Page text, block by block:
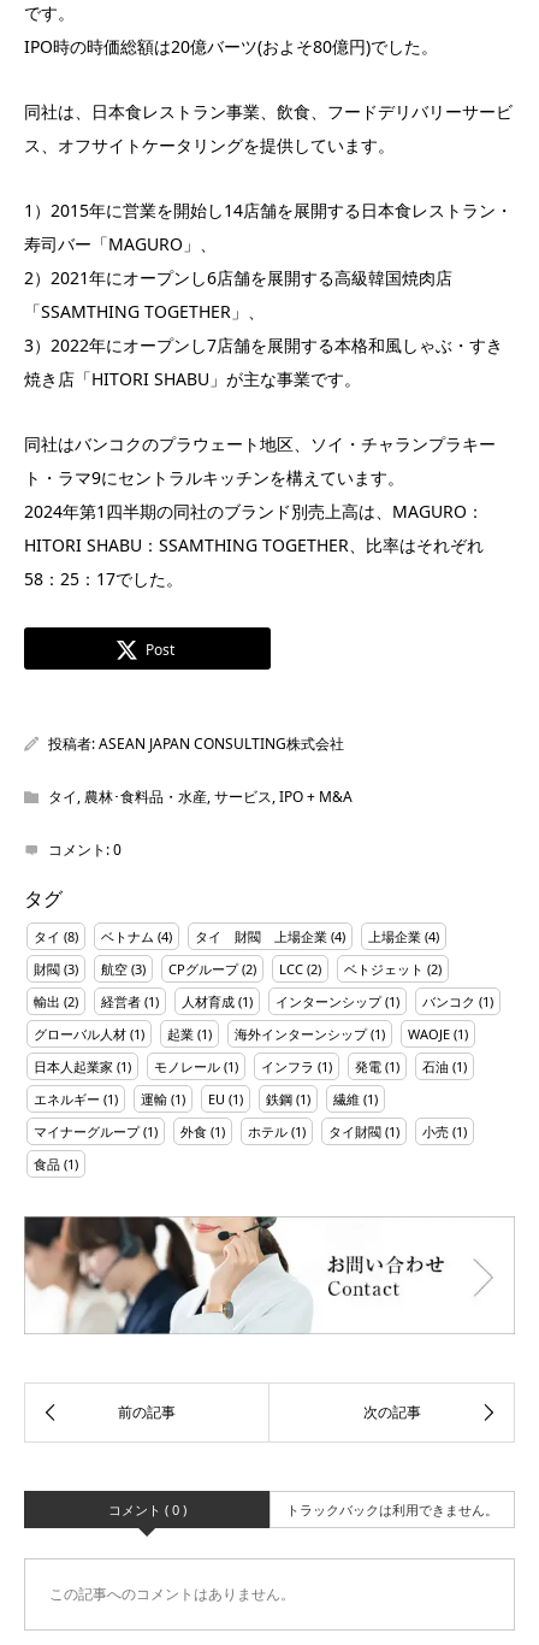
です。
IPO時の時価総額は20億バーツ(およそ80億円)でした。
同社は、日本食レストラン事業、飲食、フードデリバリーサービ
ス、オフサイトケータリングを提供しています。
1）2015年に営業を開始し14店舗を展開する日本食レストラン・
寿司バー「MAGURO」、
2）2021年にオープンし6店舗を展開する高級韓国焼肉店
「SSAMTHING TOGETHER」、
3）2022年にオープンし7店舗を展開する本格和風しゃぶ・すき
焼き店「HITORI SHABU」が主な事業です。
同社はバンコクのプラウェート地区、ソイ・チャランプラキー
ト・ラマ9にセントラルキッチンを構えています。
2024年第1四半期の同社のブランド別売上高は、MAGURO：
HITORI SHABU：SSAMTHING TOGETHER、比率はそれぞれ
58：25：17でした。
Post
投稿者:ASEAN JAPAN CONSULTING株式会社
タイ, 農林･食料品・水産,サービス,IPO + M&A
コメント:0
タグ
タイ (8) ベトナム (4) タイ 財閥 上場企業 (4) 上場企業 (4)
財閥 (3) 航空 (3) CPグループ(2) LCC (2) ベトジェット (2)
輸出 (2) 経営者 (1) 人材育成 (1) インターンシップ(1) バンコク (1)
グローバル人材 (1) 起業 (1) 海外インターンシップ(1) WAOJE (1)
日本人起業家 (1) モノレール (1) インフラ (1) 発電 (1) 石油 (1)
エネルギー (1) 運輸 (1) EU (1) 鉄鋼 (1) 繊維 (1)
マイナーグループ(1) 外食 (1) ホテル (1) タイ財閥 (1) 小売 (1)
食品 (1)
コメント ( 0 ) トラックバックは利用できません。
この記事へのコメントはありません。